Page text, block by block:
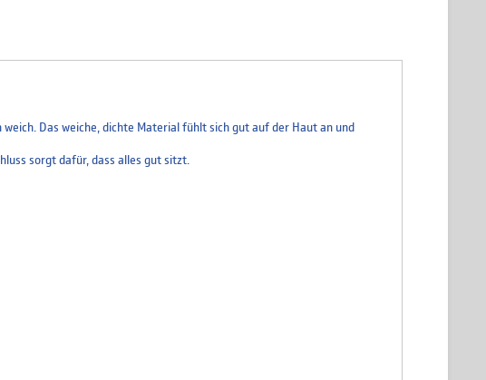
Das weiche, dichte Material fühlt sich gut auf der Haut an und
sorgt dafür, dass alles gut sitzt.